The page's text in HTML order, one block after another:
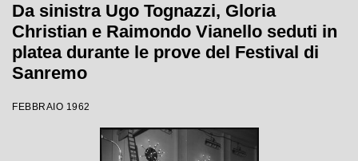
Da sinistra Ugo Tognazzi, Gloria
Christian e Raimondo Vianello seduti in
platea durante le prove del Festival di
Sanremo
FEBBRAIO 1962